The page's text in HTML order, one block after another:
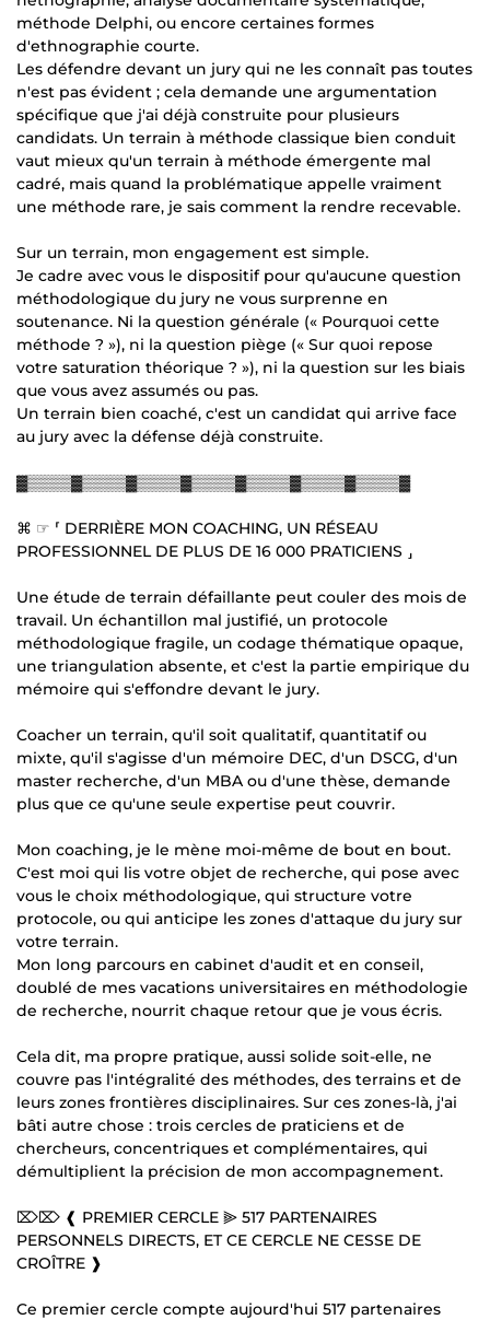
méthode Delphi, ou encore certaines formes
d'ethnographie courte.
Les défendre devant un jury qui ne les connaît pas toutes
n'est pas évident ; cela demande une argumentation
spécifique que j'ai déjà construite pour plusieurs
candidats. Un terrain à méthode classique bien conduit
vaut mieux qu'un terrain à méthode émergente mal
cadré, mais quand la problématique appelle vraiment
une méthode rare, je sais comment la rendre recevable.
Sur un terrain, mon engagement est simple.
Je cadre avec vous le dispositif pour qu'aucune question
méthodologique du jury ne vous surprenne en
soutenance. Ni la question générale (« Pourquoi cette
méthode ? »), ni la question piège (« Sur quoi repose
votre saturation théorique ? »), ni la question sur les biais
que vous avez assumés ou pas.
Un terrain bien coaché, c'est un candidat qui arrive face
au jury avec la défense déjà construite.
▓▒▒▒▒▓▒▒▒▒▓▒▒▒▒▓▒▒▒▒▓▒▒▒▒▓▒▒▒▒▓▒▒▒▒▓
⌘ ☞ ⸢ DERRIÈRE MON COACHING, UN RÉSEAU
PROFESSIONNEL DE PLUS DE 16 000 PRATICIENS ⸥
Une étude de terrain défaillante peut couler des mois de
travail. Un échantillon mal justifié, un protocole
méthodologique fragile, un codage thématique opaque,
une triangulation absente, et c'est la partie empirique du
mémoire qui s'effondre devant le jury.
Coacher un terrain, qu'il soit qualitatif, quantitatif ou
mixte, qu'il s'agisse d'un mémoire DEC, d'un DSCG, d'un
master recherche, d'un MBA ou d'une thèse, demande
plus que ce qu'une seule expertise peut couvrir.
Mon coaching, je le mène moi-même de bout en bout.
C'est moi qui lis votre objet de recherche, qui pose avec
vous le choix méthodologique, qui structure votre
protocole, ou qui anticipe les zones d'attaque du jury sur
votre terrain.
Mon long parcours en cabinet d'audit et en conseil,
doublé de mes vacations universitaires en méthodologie
de recherche, nourrit chaque retour que je vous écris.
Cela dit, ma propre pratique, aussi solide soit-elle, ne
couvre pas l'intégralité des méthodes, des terrains et de
leurs zones frontières disciplinaires. Sur ces zones-là, j'ai
bâti autre chose : trois cercles de praticiens et de
chercheurs, concentriques et complémentaires, qui
démultiplient la précision de mon accompagnement.
⌦⌦ ❰ PREMIER CERCLE ⫸ 517 PARTENAIRES
PERSONNELS DIRECTS, ET CE CERCLE NE CESSE DE
CROÎTRE ❱
Ce premier cercle compte aujourd'hui 517 partenaires